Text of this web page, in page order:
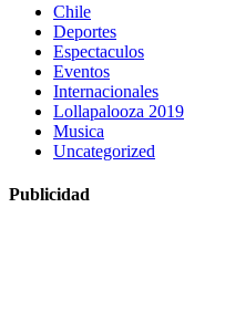
Chile
Deportes
Espectaculos
Eventos
Internacionales
Lollapalooza 2019
Musica
Uncategorized
Publicidad